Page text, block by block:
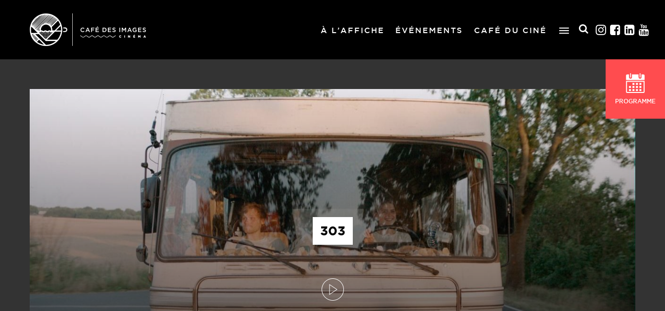
À L’AFFICHE ÉVÉNEMENTS CAFÉ DU CINÉ
303
PROGRAMME